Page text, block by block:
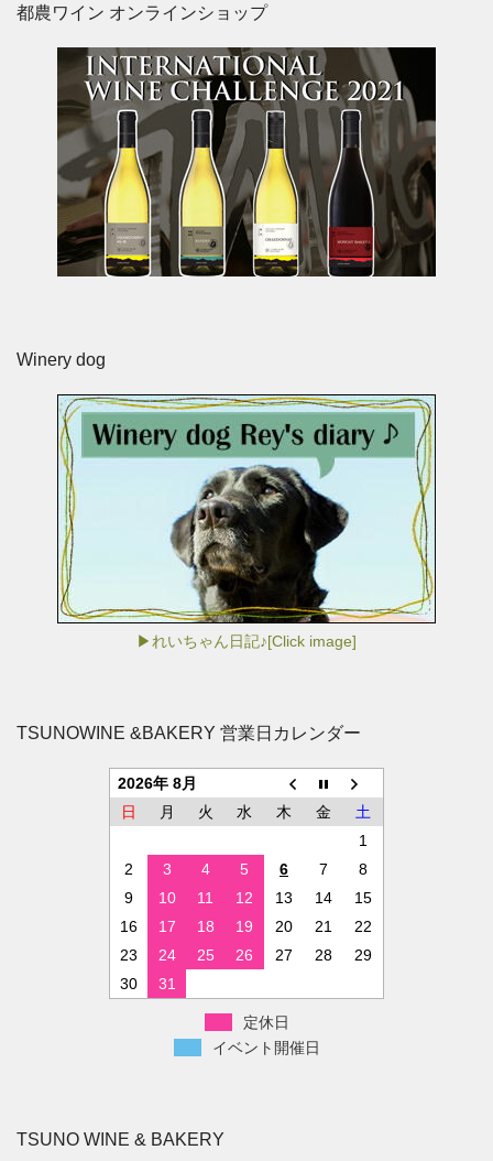
都農ワイン オンラインショップ
Winery dog
▶れいちゃん日記♪[Click image]
TSUNOWINE &BAKERY 営業日カレンダー
2026年 8月
日
月 火 水 木 金
土
1
2
3 4 5 6 7
8
9
10 11 12 13 14
15
16
17 18 19 20 21
22
23
24 25 26 27 28
29
30
31
定休日
イベント開催日
TSUNO WINE & BAKERY